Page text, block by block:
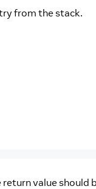
from the stack.
return value should